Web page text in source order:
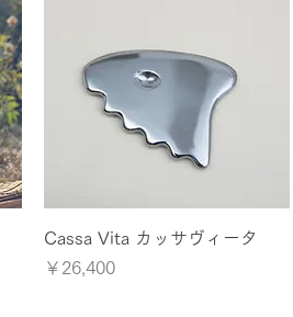
クイックビュー
Cassa Vita カッサヴィータ
価格
￥26,400